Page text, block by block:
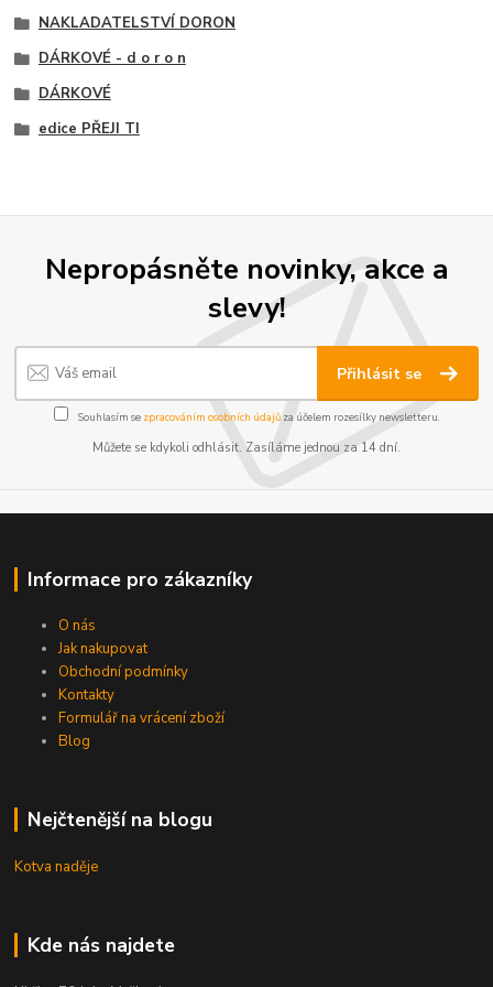
NAKLADATELSTVÍ DORON
DÁRKOVÉ - d o r o n
DÁRKOVÉ
edice PŘEJI TI
Nepropásněte novinky, akce a
slevy!
Přihlásit se
Souhlasím se zpracováním osobních údajůza účelem rozesílky newsletteru.
Můžete se kdykoli odhlásit. Zasíláme jednou za 14 dní.
Informace pro zákazníky
O nás
Jak nakupovat
Obchodní podmínky
Kontakty
Formulář na vrácení zboží
Blog
Nejčtenější na blogu
Kotva naděje
Kde nás najdete